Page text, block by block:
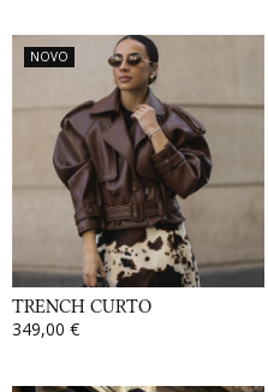
NOVO
TRENCH CURTO
349,00 €